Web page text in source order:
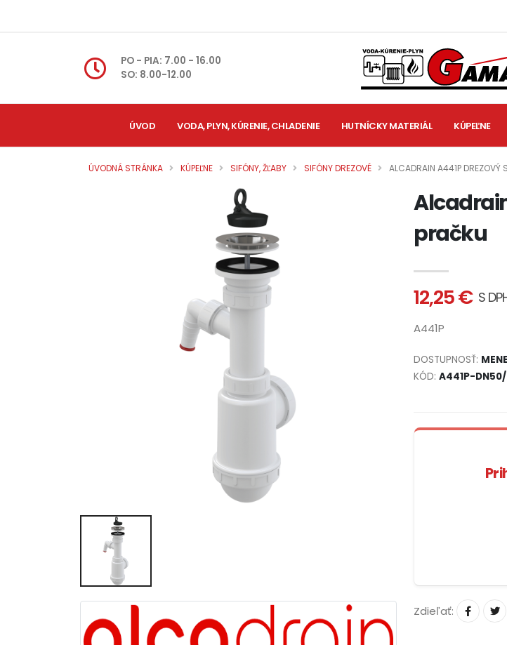
PO - PIA: 7.00 - 16.00
SO: 8.00-12.00
ÚVOD VODA, PLYN, KÚRENIE, CHLADENIE HUTNÍCKY MATERIÁL KÚPEĽNE
ÚVODNÁ STRÁNKA KÚPEĽNE SIFÓNY, ŽĽABY SIFÓNY DREZOVÉ ALCADRAIN A441P DREZOVÝ
pračku
12,25 € S
A441P
DOSTUPNOSŤ:
KÓD: A441P-
Zdieľať: